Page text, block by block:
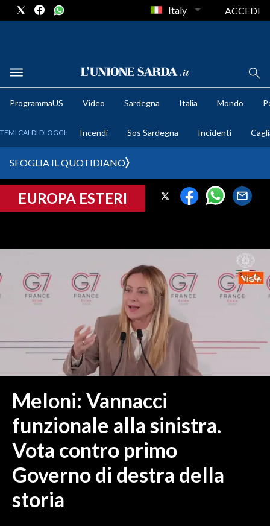
METEO
CRONACA SARDEGNA
MEDIO CAMPIDANO
ORISTANO E PROVINCIA
NUORO E PROVINCIA
ITALIA
MONDO
POLITICA
ECONOMIA
Italy ACCEDI
ProgrammaUS Video Sardegna Italia Mondo
TEMI CALDI DI OGGI: Incendi Sos Sardegna Incidenti
SFOGLIA IL QUOTIDIANO
EUROPA ESTERI
Meloni: Vannacci
funzionale alla sinistra.
Vota contro primo
Governo di destra della
storia